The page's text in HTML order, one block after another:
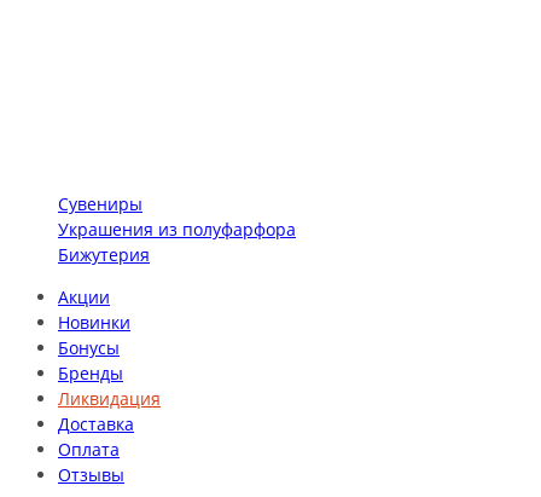
Сувениры
Украшения из полуфарфора
Бижутерия
Акции
Новинки
Бонусы
Бренды
Ликвидация
Доставка
Оплата
Отзывы